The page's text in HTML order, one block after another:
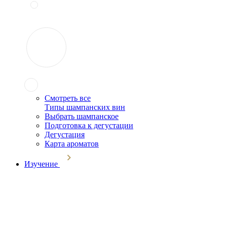
Смотреть все
Типы шампанских вин
Выбрать шампанское
Подготовка к дегустации
Дегустация
Карта ароматов
Изучение